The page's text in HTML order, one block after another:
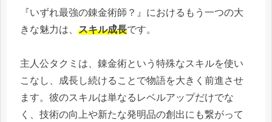
『いずれ最強の錬金術師？』におけるもう一つの大
きな魅力は、 スキル成長です。
主人公タクミは、錬金術という特殊なスキルを使い
こなし、成長し続けることで物語を大きく前進させ
ます。彼のスキルは単なるレベルアップだけでな
く、技術の向上や新たな発明品の創出にも繋がって